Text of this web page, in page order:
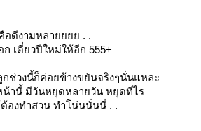
อดีงามหลายยยย . .
เดี๋ยวปีใหม่ให้อีก 555+
ช่วงนี้ก็ค่อยข้างขยันจริงๆนั่นแหละ
านี้ มีวันหยุดหลายวัน หยุดทีไร
องทำสวน ทำโน่นนั่นนี่ . .